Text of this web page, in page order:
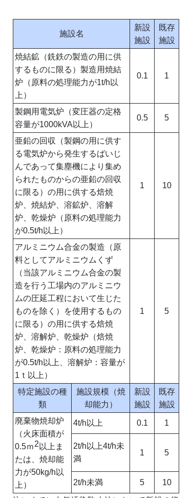
施設名
新設
施設
既存
施設
焼結鉱（銑鉄の製造の用に供
するものに限る）製造用焼結
炉（原料の処理能力が1t/h以
上）
0.1 1
製鋼用電気炉（変圧器の定格
容量が1000kVA以上）
0.5 5
亜鉛の回収（製鋼の用に供す
る電気炉から発生するばいじ
んであって集塵機により集め
られたものからの亜鉛の回収
に限る）の用に供する焙焼
炉、焼結炉、溶鉱炉、溶解
炉、乾燥炉（原料の処理能力
が0.5t/h以上）
1 10
アルミニウム合金の製造（原
料としてアルミニウムくず
（当該アルミニウム合金の製
造を行う工場内のアルミニウ
ムの圧延工程において生じた
ものを除く）を使用するもの
に限る）の用に供する焙焼
炉、溶解炉、乾燥炉（焙焼
炉、乾燥炉：原料の処理能力
が0.5t/h以上、溶解炉：容量が
1ｔ以上）
1 5
特定施設の種
類
施設規模（焼
却能力）
新設
施設
既存
施設
廃棄物焼却炉
（火床面積が
0.5ｍ2 以上ま
たは、焼却能
力が50kg/h以
上）
4t/h以上 0.1 1
2t/h以上4t/h未
満
1 5
2t/h未満 5
10